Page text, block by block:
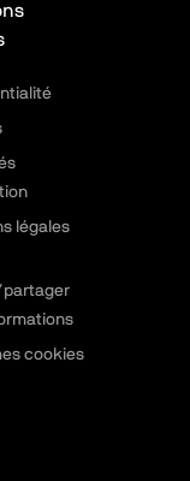
légales
cookies